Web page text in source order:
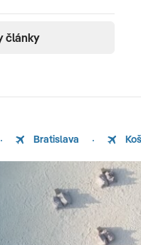
články
Bratislava